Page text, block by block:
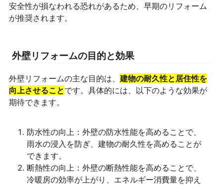
安全性が損なわれる恐れがあるため、早期のリフォーム
が推奨されます。
外壁リフォームの目的と効果
外壁リフォームの主な目的は、 建物の耐久性と居住性を
向上させることです。具体的には、以下のような効果が
期待できます。
防水性の向上：外壁の防水性能を高めることで、
雨水の浸入を防ぎ、建物の耐久性を高めることが
できます。
断熱性の向上：外壁の断熱性能を高めることで、
冷暖房の効率が上がり、エネルギー消費量を抑え